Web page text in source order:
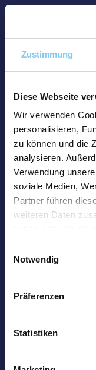
Zustimmung
Diese Webseite
Wir verwenden
personalisieren,
zu können und die
analysieren.
Verwendung
soziale Medien,
Partner führen
weiteren Daten
Notwendig
Präferenzen
Statistiken